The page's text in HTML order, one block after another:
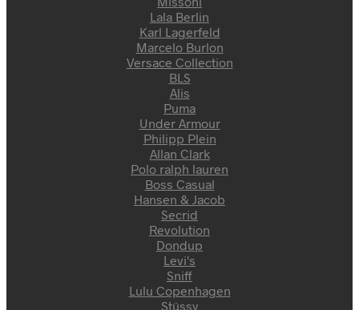
Lala Berlin
Karl Lagerfeld
Marcelo Burlon
Versace Collection
BLS
Alis
Puma
Under Armour
Philipp Plein
Allan Clark
Polo ralph lauren
Boss Casual
Hansen & Jacob
Secrid
Revolution
Dondup
Levi's
Sniff
Lulu Copenhagen
Stüssy